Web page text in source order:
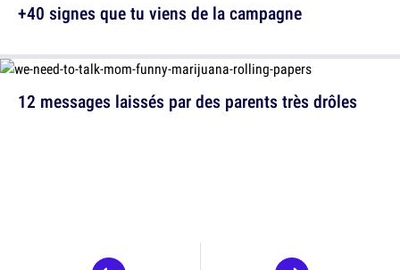
12 messages laissés par des parents très drôles
+40 signes que tu viens de la campagne